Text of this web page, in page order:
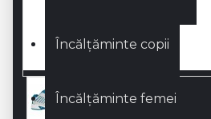
Încălțăminte copii
Încălțăminte femei